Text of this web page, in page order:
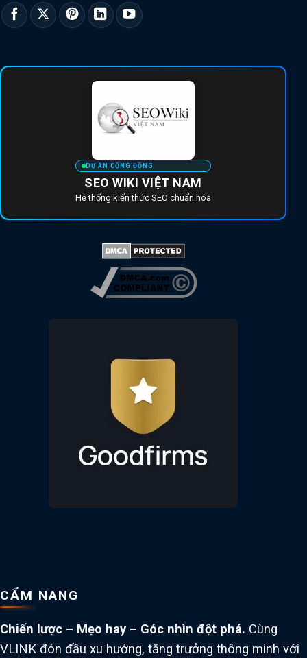
DỰ ÁN CỘNG ĐỒNG
SEO WIKI VIỆT NAM
Hệ thống kiến thức SEO chuẩn hóa
CẨM NANG
Chiến lược – Mẹo hay – Góc nhìn đột phá. Cùng
VLINK đón đầu xu hướng, tăng trưởng thông minh với